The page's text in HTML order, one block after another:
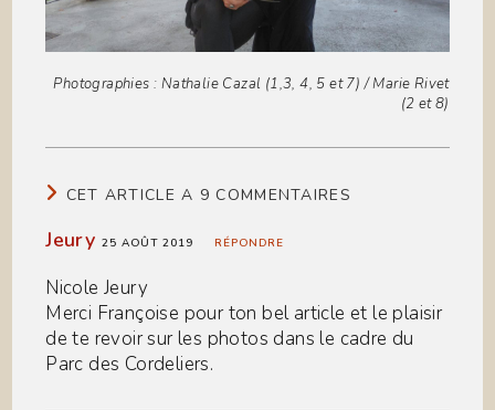
Photographies : Nathalie Cazal (1,3, 4, 5 et 7) / Marie Rivet
(2 et 8)
CET ARTICLE A 9 COMMENTAIRES
Jeury 25 AOÛT 2019 RÉPONDRE
Nicole Jeury
Merci Françoise pour ton bel article et le plaisir
de te revoir sur les photos dans le cadre du
Parc des Cordeliers.